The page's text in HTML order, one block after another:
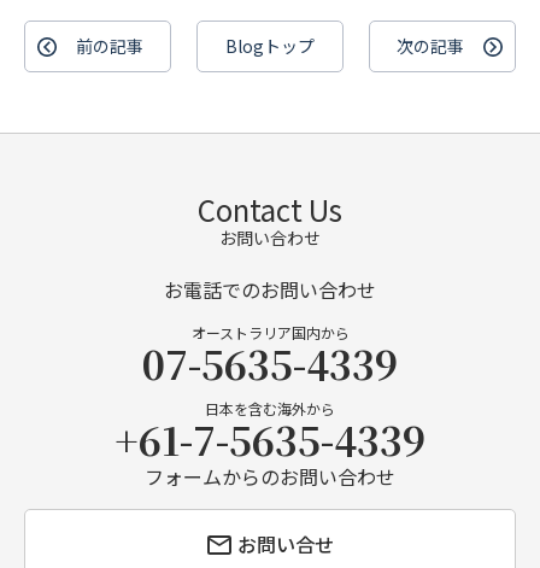
前の記事 Blogトップ 次の記事
Contact Us
お問い合わせ
お電話でのお問い合わせ
オーストラリア国内から
07-5635-4339
日本を含む海外から
+61-7-5635-4339
フォームからのお問い合わせ
お問い合せ